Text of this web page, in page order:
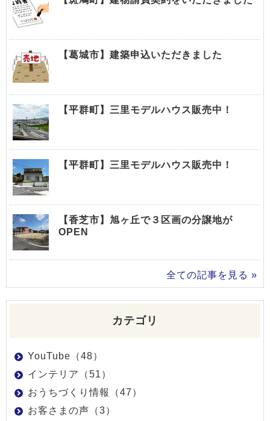
【葛城市】建築申込いただきました
【平群町】三里モデルハウス販売中！
【平群町】三里モデルハウス販売中！
【香芝市】旭ヶ丘で３区画の分譲地が
OPEN
全ての記事を見る »
カテゴリ
YouTube（48）
インテリア（51）
おうちづくり情報（47）
お客さまの声（3）